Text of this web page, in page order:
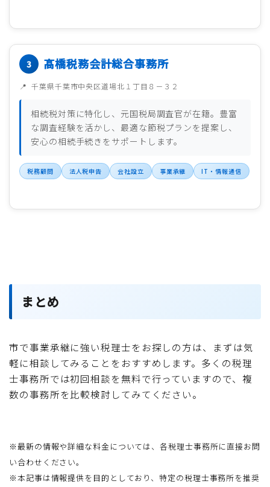
髙橋税務会計総合事務所
千葉県千葉市中央区道場北１丁目８－３２
相続税対策に特化し、元国税局調査官が在籍。豊富
な調査経験を活かし、最適な節税プランを提案し、
安心の相続手続きをサポートします。
税務顧問 法人税申告 会社設立 事業承継 IT・情報通信
まとめ
市で事業承継に強い税理士をお探しの方は、まずは気
軽に相談してみることをおすすめします。多くの税理
士事務所では初回相談を無料で行っていますので、複
数の事務所を比較検討してみてください。
※最新の情報や詳細な料金については、各税理士事務所に直接お問
い合わせください。
※本記事は情報提供を目的としており、特定の税理士事務所を推奨